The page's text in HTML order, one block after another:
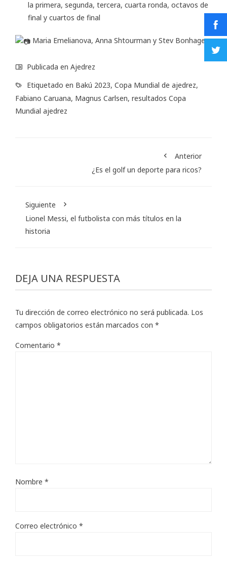
la primera, segunda, tercera, cuarta ronda, octavos de
final y cuartos de final
Maria Emelianova, Anna Shtourman y Stev Bonhage
Publicada en Ajedrez
Etiquetado en Bakú 2023, Copa Mundial de ajedrez,
Fabiano Caruana, Magnus Carlsen, resultados Copa
Mundial ajedrez
Anterior
¿Es el golf un deporte para ricos?
Siguiente
Lionel Messi, el futbolista con más títulos en la
historia
DEJA UNA RESPUESTA
Tu dirección de correo electrónico no será publicada. Los
campos obligatorios están marcados con *
Comentario *
Nombre *
Correo electrónico *